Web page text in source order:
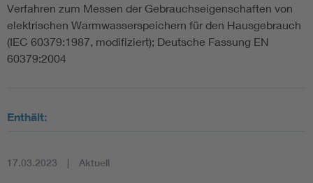
Verfahren zum Messen der Gebrauchseigenschaften von
elektrischen Warmwasserspeichern für den Hausgebrauch
(IEC 60379:1987, modifiziert); Deutsche Fassung EN
60379:2004
Enthält:
17.03.2023 Aktuell